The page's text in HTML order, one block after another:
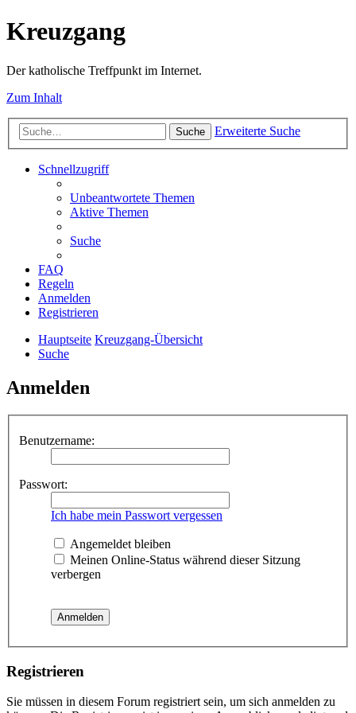
Kreuzgang
Der katholische Treffpunkt im Internet.
Zum Inhalt
Suche Erweiterte Suche
Schnellzugriff
Unbeantwortete Themen
Aktive Themen
Suche
FAQ
Regeln
Anmelden
Registrieren
Hauptseite Kreuzgang-Übersicht
Suche
Anmelden
Benutzername:
Passwort:
Ich habe mein Passwort vergessen
Angemeldet bleiben
Meinen Online-Status während dieser Sitzung
verbergen
Registrieren
Sie müssen in diesem Forum registriert sein, um sich anmelden zu